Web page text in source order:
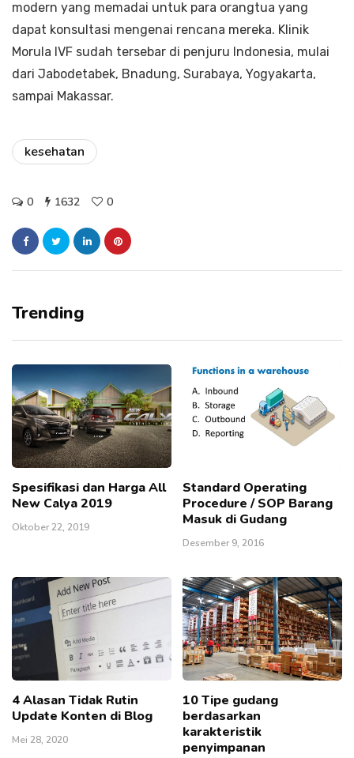
modern yang memadai untuk para orangtua yang
dapat konsultasi mengenai rencana mereka. Klinik
Morula IVF sudah tersebar di penjuru Indonesia, mulai
dari Jabodetabek, Bnadung, Surabaya, Yogyakarta,
sampai Makassar.
kesehatan
0 1632 0
Trending
Spesifikasi dan Harga All
New Calya 2019
Oktober 22, 2019
Standard Operating
Procedure / SOP Barang
Masuk di Gudang
Desember 9, 2016
4 Alasan Tidak Rutin
Update Konten di Blog
Mei 28, 2020
10 Tipe gudang
berdasarkan
karakteristik
penyimpanan